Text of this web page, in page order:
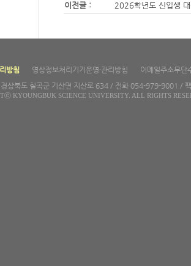
이전글 :
2026학년도 신입생
방침 영상정보처리기기운영·관리방침
이메일주소무단
상북도 칠곡군 기산면 지산로 634 / 전화 054-979-9001 /
KYOUNGBUK SCIENCE UNIVERSITY. ALL RIGHTS